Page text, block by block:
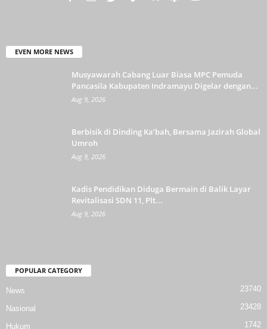
EVEN MORE NEWS
Musyawarah Cabang Luar Biasa MPC Pemuda
Pancasila Kabupaten Indramayu Digelar dengan...
Aug 9, 2026
Berbisik di Dinding Ka’bah, Bersama Jazirah Global
Umroh
Aug 9, 2026
Kadis Pendidikan Diduga Bermain di Balik Layar
Revitalisasi SDN 11, Plt...
Aug 9, 2026
POPULAR CATEGORY
News 23740
Nasional 23428
Hukum 1742